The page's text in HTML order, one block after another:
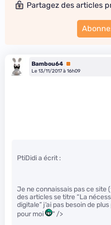
Partagez des articles
Bambou64 Premium
Le 13/11/2017 à 16h09
PtiDidi a écrit :
Je ne connaissais pas ce site
des articles se titre “La
digitale” j’ai pas besoin de
pour moi
" />